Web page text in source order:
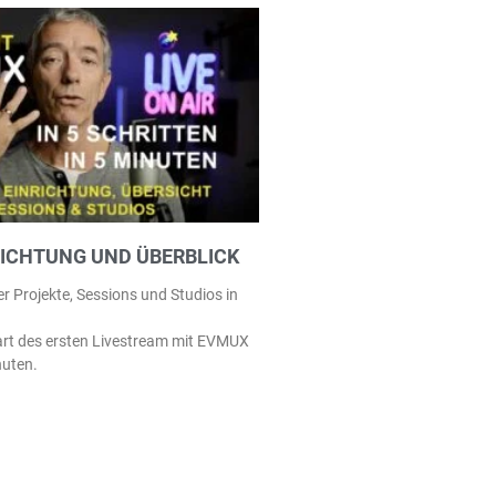
UND ÜBERBLICK
Projekte, Sessions und Studios in
des ersten Livestream mit EVMUX